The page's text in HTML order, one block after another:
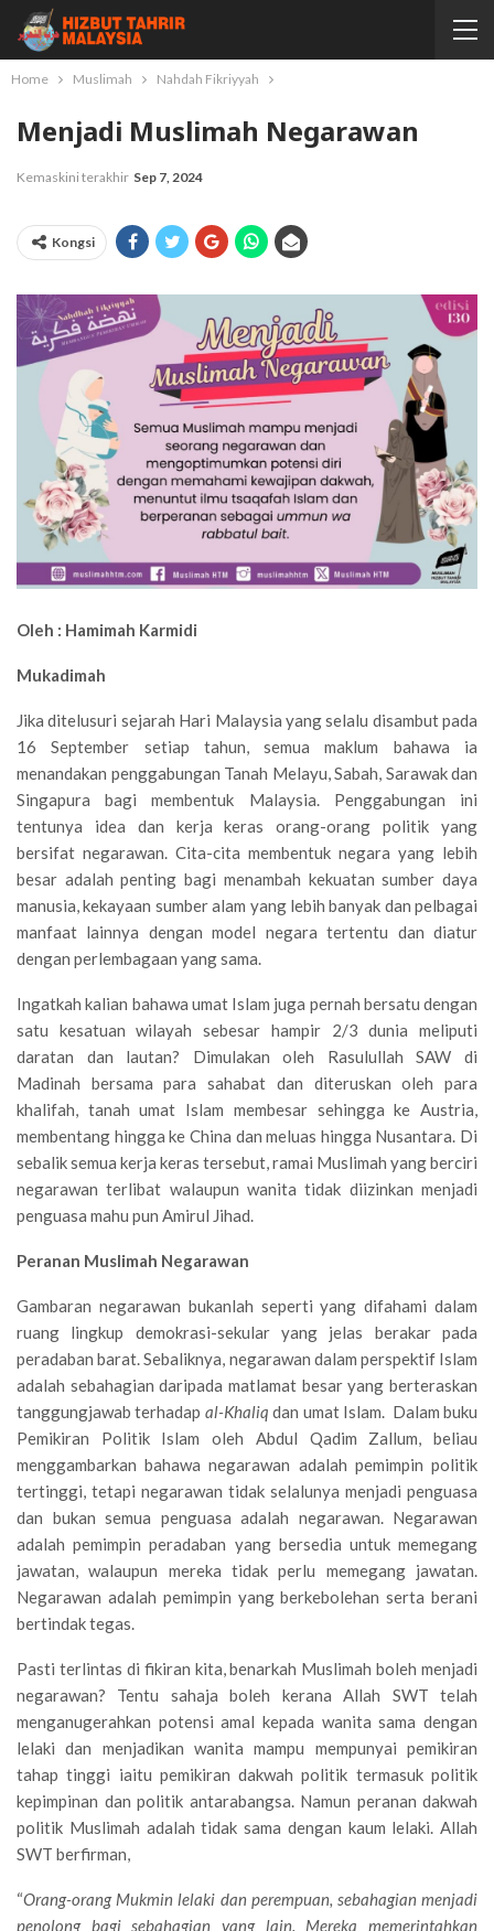
Home Muslimah Nahdah Fikriyyah
Menjadi Muslimah Negarawan
Kemaskini terakhir Sep 7, 2024
Kongsi
Oleh : Hamimah Karmidi
Mukadimah
Jika ditelusuri sejarah Hari Malaysia yang selalu disambut pada
16 September setiap tahun, semua maklum bahawa ia
menandakan penggabungan Tanah Melayu, Sabah, Sarawak dan
Singapura bagi membentuk Malaysia. Penggabungan ini
tentunya idea dan kerja keras orang-orang politik yang
bersifat negarawan. Cita-cita membentuk negara yang lebih
besar adalah penting bagi menambah kekuatan sumber daya
manusia, kekayaan sumber alam yang lebih banyak dan pelbagai
manfaat lainnya dengan model negara tertentu dan diatur
dengan perlembagaan yang sama.
Ingatkah kalian bahawa umat Islam juga pernah bersatu dengan
satu kesatuan wilayah sebesar hampir 2/3 dunia meliputi
daratan dan lautan? Dimulakan oleh Rasulullah SAW di
Madinah bersama para sahabat dan diteruskan oleh para
khalifah, tanah umat Islam membesar sehingga ke Austria,
membentang hingga ke China dan meluas hingga Nusantara. Di
sebalik semua kerja keras tersebut, ramai Muslimah yang berciri
negarawan terlibat walaupun wanita tidak diizinkan menjadi
penguasa mahu pun Amirul Jihad.
Peranan Muslimah Negarawan
Gambaran negarawan bukanlah seperti yang difahami dalam
ruang lingkup demokrasi-sekular yang jelas berakar pada
peradaban barat. Sebaliknya, negarawan dalam perspektif Islam
adalah sebahagian daripada matlamat besar yang berteraskan
tanggungjawab terhadap al-Khaliq dan umat Islam. Dalam buku
Pemikiran Politik Islam oleh Abdul Qadim Zallum, beliau
menggambarkan bahawa negarawan adalah pemimpin politik
tertinggi, tetapi negarawan tidak selalunya menjadi penguasa
dan bukan semua penguasa adalah negarawan. Negarawan
adalah pemimpin peradaban yang bersedia untuk memegang
jawatan, walaupun mereka tidak perlu memegang jawatan.
Negarawan adalah pemimpin yang berkebolehan serta berani
bertindak tegas.
Pasti terlintas di fikiran kita, benarkah Muslimah boleh menjadi
negarawan? Tentu sahaja boleh kerana Allah SWT telah
menganugerahkan potensi amal kepada wanita sama dengan
lelaki dan menjadikan wanita mampu mempunyai pemikiran
tahap tinggi iaitu pemikiran dakwah politik termasuk politik
kepimpinan dan politik antarabangsa. Namun peranan dakwah
politik Muslimah adalah tidak sama dengan kaum lelaki. Allah
SWT berfirman,
“Orang-orang Mukmin lelaki dan perempuan, sebahagian menjadi
penolong bagi sebahagian yang lain. Mereka memerintahkan